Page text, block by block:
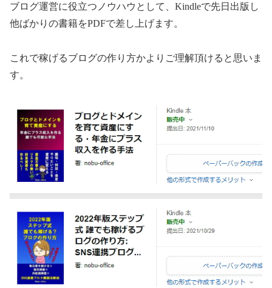
ブログ運営に役立つノウハウとして、Kindleで先日出版し
他ばかりの書籍をPDFで差し上げます。
これで稼げるブログの作り方かよりご理解頂けると思いま
す。